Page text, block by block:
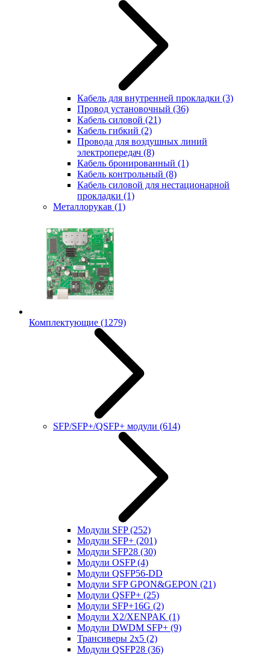
Кабель для внутренней прокладки (3)
Провод установочный (36)
Кабель силовой (21)
Кабель гибкий (2)
Провода для воздушных линий
электропередач (8)
Кабель бронированный (1)
Кабель контрольный (8)
Кабель силовой для нестационарной
прокладки (1)
Металлорукав (1)
Комплектующие (1279)
SFP/SFP+/QSFP+ модули (614)
Модули SFP(252)
Модули SFP+ (201)
Модули SFP28 (30)
Модули OSFP(4)
Модули QSFP56-DD
Модули SFP GPON&GEPON (21)
Модули QSFP+ (25)
Модули SFP+16G (2)
Модули X2/XENPAK (1)
Модули DWDM SFP+ (9)
Трансиверы 2x5 (2)
Модули QSFP28 (36)